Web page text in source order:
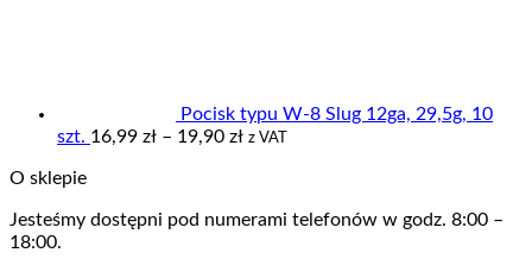
Pocisk typu W-8 Slug 12ga, 29,5g, 10
szt. 16,99 zł – 19,90 złZakres
do
z VAT
O sklepie
Jesteśmy dostępni pod numerami telefonów w godz. 8:00 –
18:00.